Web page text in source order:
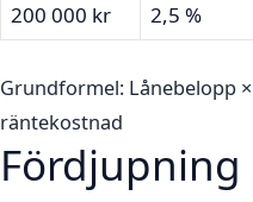
200 000 kr
2,5 %
Grundformel: Lånebelopp
räntekostnad